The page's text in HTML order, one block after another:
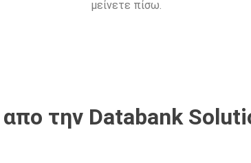
μείνετε πίσω.
την Databank